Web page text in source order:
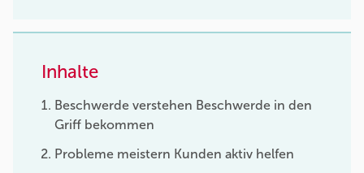
Inhalte
Beschwerde verstehen Beschwerde in den
Griff bekommen
Probleme meistern Kunden aktiv helfen